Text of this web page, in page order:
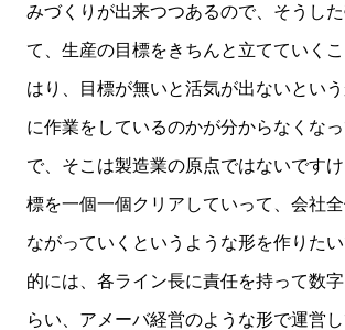
みづくりが出来つつあるので、そうし
て、生産の目標をきちんと立てていく
はり、目標が無いと活気が出ないとい
に作業をしているのかが分からなくな
で、そこは製造業の原点ではないです
標を一個一個クリアしていって、会社
ながっていくというような形を作りた
的には、各ライン長に責任を持って数
らい、アメーバ経営のような形で運営